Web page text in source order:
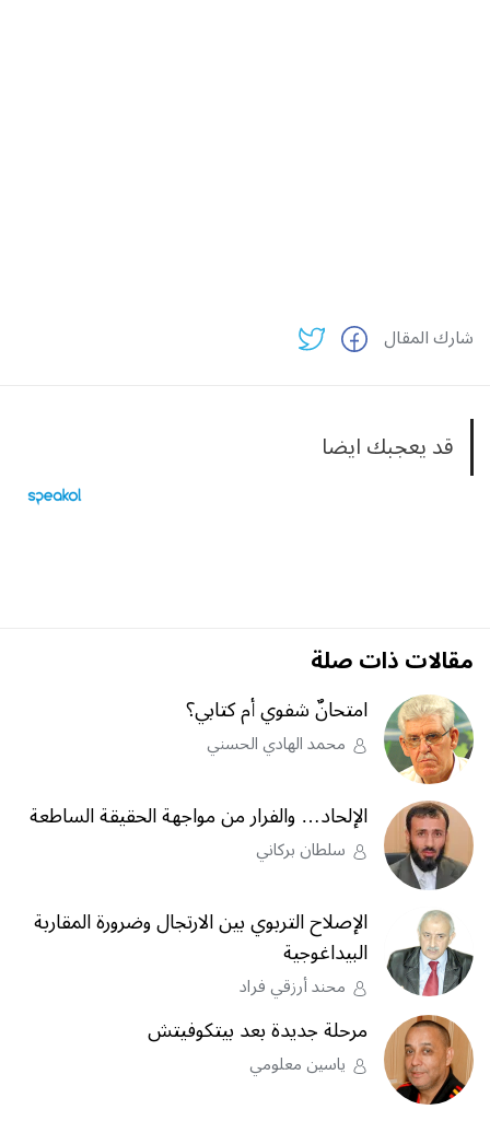
شارك المقال
قد يعجبك ايضا
مقالات ذات صلة
امتحانٌ شفوي أم كتابي؟
محمد الهادي الحسني
الإلحاد… والفرار من مواجهة الحقيقة الساطعة
سلطان بركاني
الإصلاح التربوي بين الارتجال وضرورة المقاربة
البيداغوجية
محند أرزقي فراد
مرحلة جديدة بعد بيتكوفيتش
ياسين معلومي